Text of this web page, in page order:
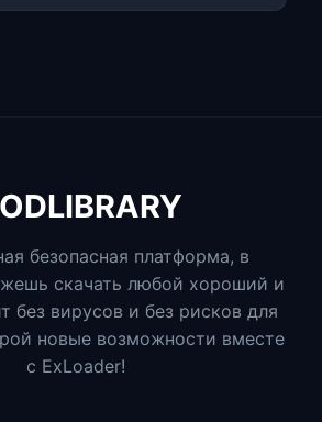
безопасная платформа, в
скачать любой хороший и
без вирусов и без рисков для
новые возможности вместе
с ExLoader!